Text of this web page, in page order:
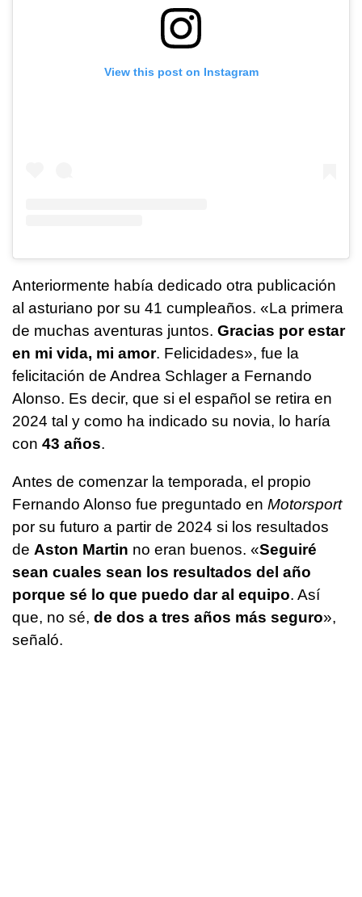
View this post on Instagram
Anteriormente había dedicado otra publicación
al asturiano por su 41 cumpleaños. «La primera
de muchas aventuras juntos. Gracias por estar
en mi vida, mi amor. Felicidades», fue la
felicitación de Andrea Schlager a Fernando
Alonso. Es decir, que si el español se retira en
2024 tal y como ha indicado su novia, lo haría
con 43 años.
Antes de comenzar la temporada, el propio
Fernando Alonso fue preguntado en Motorsport
por su futuro a partir de 2024 si los resultados
de Aston Martin no eran buenos. «Seguiré
sean cuales sean los resultados del año
porque sé lo que puedo dar al equipo. Así
que, no sé, de dos a tres años más seguro»,
señaló.